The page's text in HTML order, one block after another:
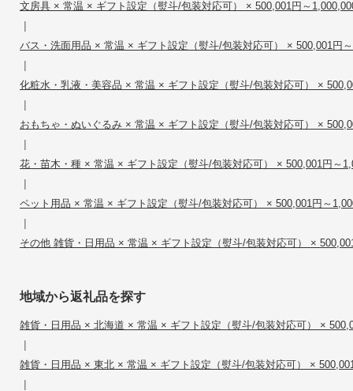
文房具 × 常温 × ギフト設定（熨斗/包装対応可） × 500,001円～
|
バス・洗面用品 × 常温 × ギフト設定（熨斗/包装対応可） × 500,001円
|
化粧水・乳液・美容品 × 常温 × ギフト設定（熨斗/包装対応可） ×
|
おもちゃ・ぬいぐるみ × 常温 × ギフト設定（熨斗/包装対応可） ×
|
花・苗木・種 × 常温 × ギフト設定（熨斗/包装対応可） × 500,001円～
|
ペット用品 × 常温 × ギフト設定（熨斗/包装対応可） × 500,001円～
|
その他 雑貨・日用品 × 常温 × ギフト設定（熨斗/包装対応可） ×
地域から返礼品を探す
雑貨・日用品 × 北海道 × 常温 × ギフト設定（熨斗/包装対応可） ×
|
雑貨・日用品 × 東北 × 常温 × ギフト設定（熨斗/包装対応可） ×
|